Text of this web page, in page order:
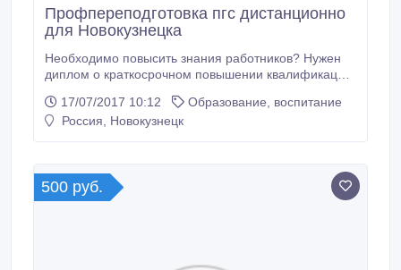
Профпереподготовка пгс дистанционно
для Новокузнецка
Необходимо повысить знания работников? Нужен
диплом о краткосрочном повышении квалификации
знания? Приглашаем пройти курсы
профессиональной переподготовки пгс
диплом о профпереподготовке, который фактически
приравнивается к Диплому о втором Высшем
образовании.
17/07/2017 10:12
Образование, воспитание
Россия, Новокузнецк
500 руб.